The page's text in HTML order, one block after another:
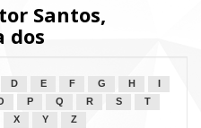
Santos,
dos
D E F G H
P Q R S
T
X Y Z